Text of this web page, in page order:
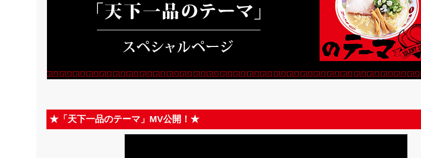
★「天下一品のテーマ」MV公開！★